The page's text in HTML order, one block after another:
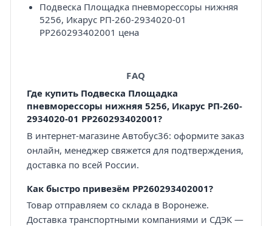
Подвеска Площадка пневморессоры нижняя
5256, Икарус РП-260-2934020-01
PP260293402001 цена
FAQ
Где купить Подвеска Площадка
пневморессоры нижняя 5256, Икарус РП-260-
2934020-01 PP260293402001?
В интернет-магазине Автобус36: оформите заказ
онлайн, менеджер свяжется для подтверждения,
доставка по всей России.
Как быстро привезём PP260293402001?
Товар отправляем со склада в Воронеже.
Доставка транспортными компаниями и СДЭК —